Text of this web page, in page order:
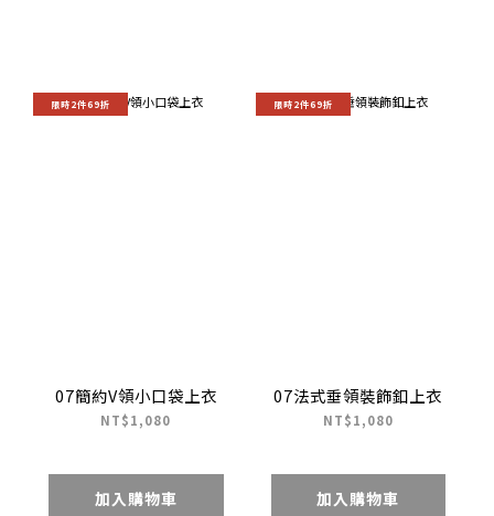
限時2件69折
07簡約V領小口袋上衣
NT$1,080
加入購物車
限時2件69折
07法式垂領裝飾釦上衣
NT$1,080
加入購物車